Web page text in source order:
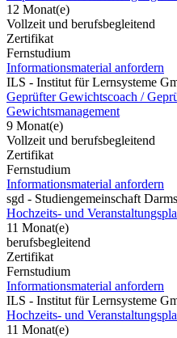
12 Monat(e)
Vollzeit und berufsbegleitend
Zertifikat
Fernstudium
Informationsmaterial anfordern
ILS - Institut für Lernsysteme
Geprüfter Gewichtscoach /
Gewichtsmanagement
9 Monat(e)
Vollzeit und berufsbegleitend
Zertifikat
Fernstudium
Informationsmaterial anfordern
sgd - Studiengemeinschaft
Hochzeits- und
11 Monat(e)
berufsbegleitend
Zertifikat
Fernstudium
Informationsmaterial anfordern
ILS - Institut für Lernsysteme
Hochzeits- und
11 Monat(e)